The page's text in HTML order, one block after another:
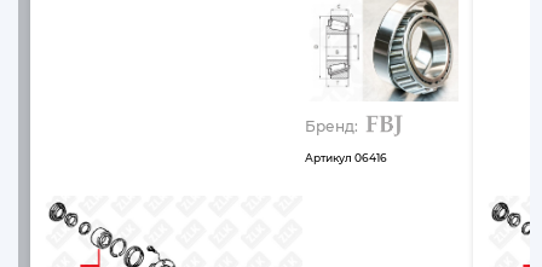
Бренд:
Артикул 06416